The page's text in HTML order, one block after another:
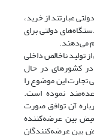
عبارتند از خرید،
دولتی برای
می‌دهند.
تولید ناخالص داخلی
10 تا 15 درصد و در کشورهای در حال
تجارت این موضوع را
نموده است.
آن توافق صورت
بین عرضه‌کننده
بین عرضه‌کنندگان